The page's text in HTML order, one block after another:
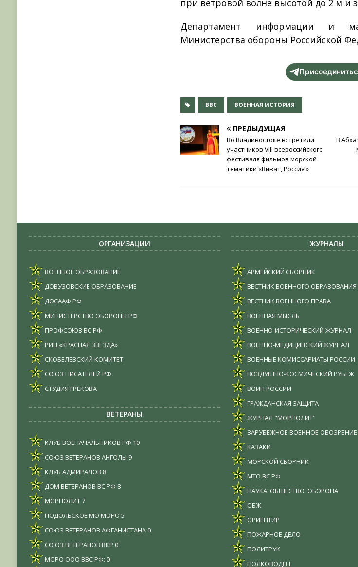
при ветровой волне высотой до 2 м и
Департамент информации и
Министерства обороны Российской
ВВС ВОЕННАЯ ИСТОРИЯ
ПРЕДЫДУЩАЯ
Во Владивостоке встретили
участников VIII всероссийского
фестиваля фильмов морской
тематики «Виват, Россия!»
В
ОРГАНИЗАЦИИ
ВОЕННОЕ ОБРАЗОВАНИЕ
ДОВУЗОВСКИЕ ОБРАЗОВАНИЕ
ДОСААФ РФ
МИНИСТЕРСТВО ОБОРОНЫ РФ
ПРОФСОЮЗ ВС РФ
РИЦ «КРАСНАЯ ЗВЕЗДА»
СКОБЕЛЕВСКИЙ КОМИТЕТ
СОЮЗ ПИСАТЕЛЕЙ РФ
СТУДИЯ ГРЕКОВА
ВЕТЕРАНЫ
КЛУБ ВОЕНАЧАЛЬНИКОВ РФ 10
СОЮЗ ВЕТЕРАНОВ АНГОЛЫ 9
КЛУБ АДМИРАЛОВ 8
ДОМ ВЕТЕРАНОВ ВС РФ 8
МОРПОЛИТ7
ПОДОЛЬСКОЕ МО МОРО 5
СОЮЗ ВЕТЕРАНОВ АФГАНИСТАНА0
СОЮЗ ВЕТЕРАНОВ ВКР 0
МОРО ООО ВВС РФ: 0
ЖУРНАЛЫ
АРМЕЙСКИЙ СБОРНИК
ВЕСТНИК ВОЕННОГО ОБРАЗОВАНИЯ
ВЕСТНИК ВОЕННОГО ПРАВА
ВОЕННАЯ МЫСЛЬ
ВОЕННО-ИСТОРИЧЕСКИЙ ЖУРНАЛ
ВОЕННО-МЕДИЦИНСКИЙ ЖУРНАЛ
ВОЕННЫЕ КОМИССАРИАТЫ РОССИИ
ВОЗДУШНО-КОСМИЧЕСКИЙ РУБЕЖ
ВОИН РОССИИ
ГРАЖДАНСКАЯ ЗАЩИТА
ЖУРНАЛ "МОРПОЛИТ"
ЗАРУБЕЖНОЕ ВОЕННОЕ ОБОЗРЕНИЕ
КАЗАКИ
МОРСКОЙ СБОРНИК
МТО ВС РФ
НАУКА. ОБЩЕСТВО. ОБОРОНА
ОБЖ
ОРИЕНТИР
ПОЖАРНОЕ ДЕЛО
ПОЛИТРУК
ПОЛКОВОДЕЦ